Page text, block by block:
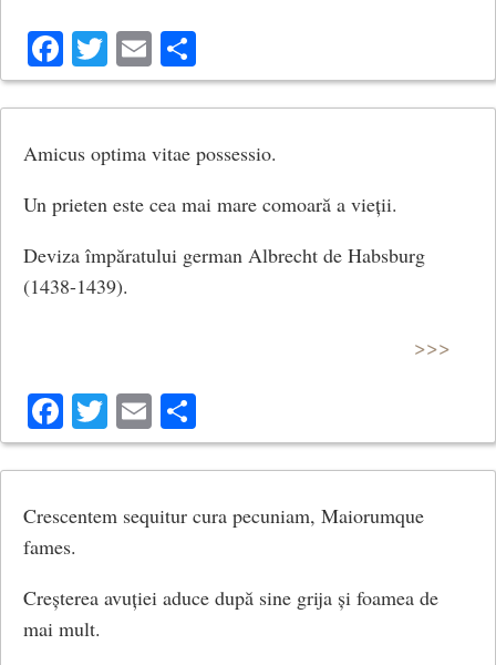
Facebook
Twitter
Email
Amicus optima vitae possessio.
Un prieten este cea mai mare comoară a vieții.
Deviza împăratului german Albrecht de Habsburg
(1438-1439).
>>>
Facebook
Twitter
Email
Crescentem sequitur cura pecuniam, Maiorumque
fames.
Creșterea avuției aduce după sine grija și foamea de
mai mult.